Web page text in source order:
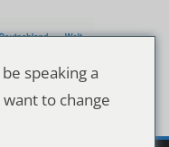
speaking a
to change